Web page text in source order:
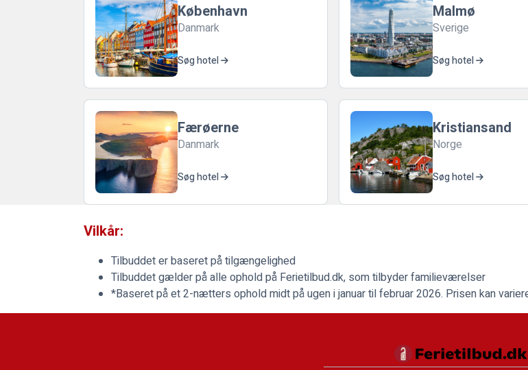
København
Danmark
Søg hotel
Malmø
Sverige
Søg hotel
Færøerne
Danmark
Søg hotel
Kristiansand
Norge
Søg hotel
Vilkår:
Tilbuddet er baseret på tilgængelighed
Tilbuddet gælder på alle ophold på Ferietilbud.dk, som tilbyder familieværelser
*Baseret på et 2-nætters ophold midt på ugen i januar til februar 2026. Prisen kan